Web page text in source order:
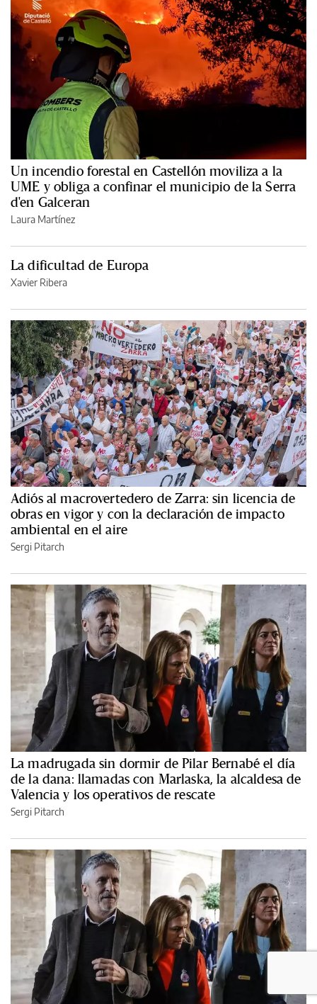
Un incendio forestal en Castellón moviliza a la
UME y obliga a confinar el municipio de la Serra
d'en Galceran
Laura Martínez
La dificultad de Europa
Xavier Ribera
Adiós al macrovertedero de Zarra: sin licencia de
obras en vigor y con la declaración de impacto
ambiental en el aire
Sergi Pitarch
La madrugada sin dormir de Pilar Bernabé el día
de la dana: llamadas con Marlaska, la alcaldesa de
Valencia y los operativos de rescate
Sergi Pitarch